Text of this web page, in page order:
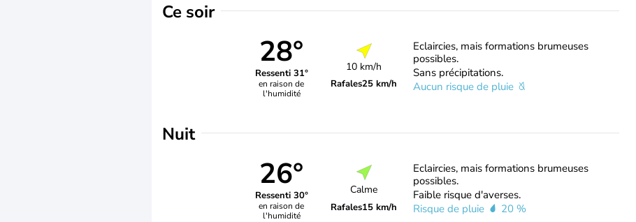
Ce soir
28°
Ressenti 31°
en raison de
l'humidité
10 km/h
Rafales25 km/h
Eclaircies, mais formations brumeuses
possibles.
Sans précipitations.
Aucun risque de pluie
Nuit
26°
Ressenti 30°
en raison de
l'humidité
Calme
Rafales15 km/h
Eclaircies, mais formations brumeuses
possibles.
Faible risque d'averses.
Risque de pluie
20 %